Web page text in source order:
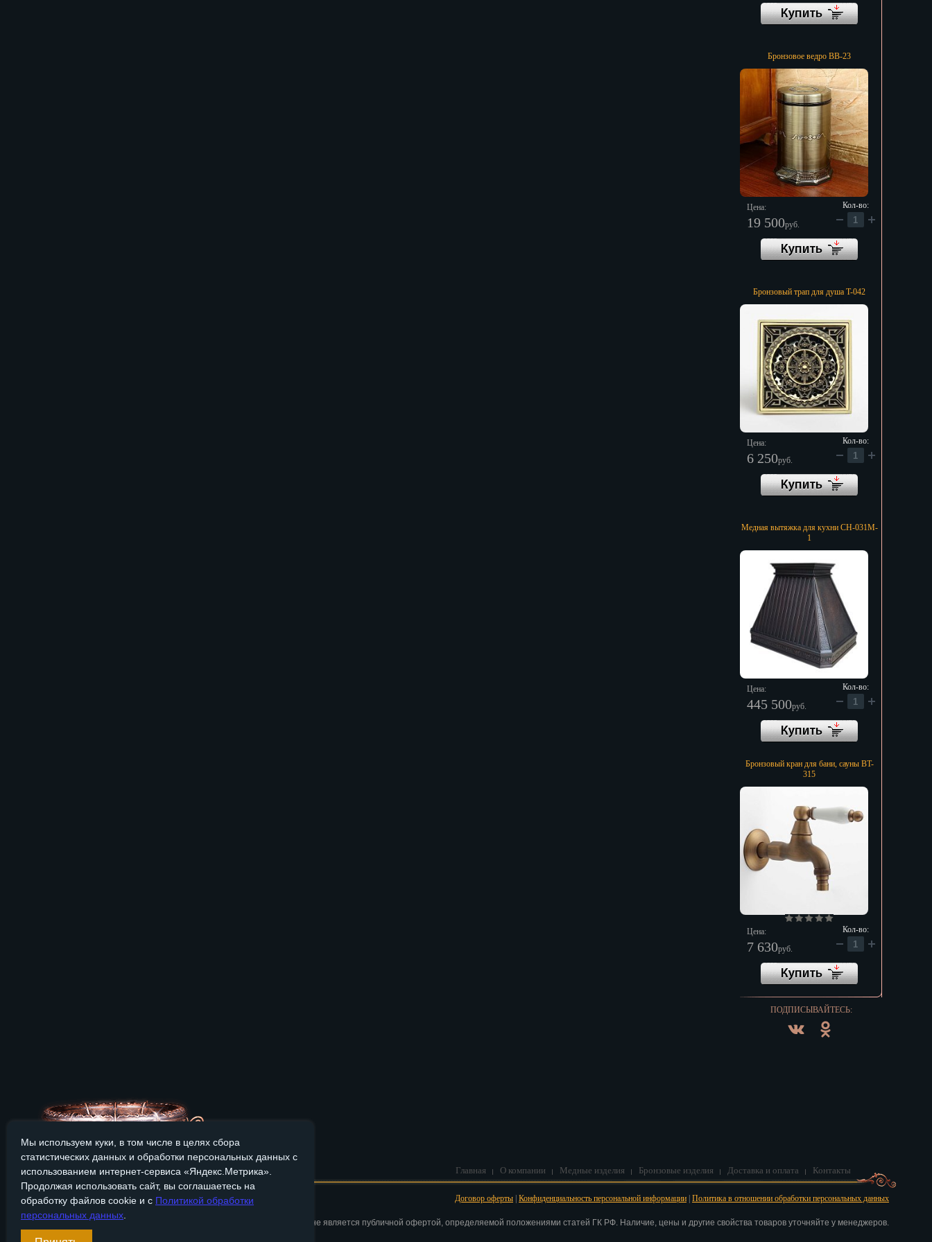
Бронзовое ведро BB-23
Цена:
19 500руб.
Кол-во:
Бронзовый трап для душа T-042
Цена:
6 250руб.
Кол-во:
Медная вытяжка для кухни CH-031M-
1
Цена:
445 500руб.
Кол-во:
Бронзовый кран для бани, сауны BT-
315
Цена:
7 630руб.
Кол-во:
ПОДПИСЫВАЙТЕСЬ:
Мы используем куки, в том числе в целях сбора
статистических данных и обработки персональных данных с
использованием интернет-сервиса «Яндекс.Метрика».
Продолжая использовать сайт, вы соглашаетесь на
обработку файлов cookie и с Политикой обработки
персональных данных
Главная О компании Медные изделия Бронзовые изделия Доставка и оплата Контакты
Договор оферты Конфиденциальность персональной информации Политика в отношении обработки персональных данных
Сайт Bronzevek.ru носит только информационный характер, и не является публичной офертой, определяемой положениями статей ГК РФ. Наличие, цены и другие свойства товаров уточняйте у менеджеров.